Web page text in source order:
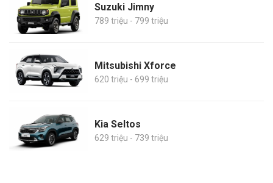
Suzuki Jimny
789 triệu - 799 triệu
Mitsubishi Xforce
620 triệu - 699 triệu
Kia Seltos
629 triệu - 739 triệu